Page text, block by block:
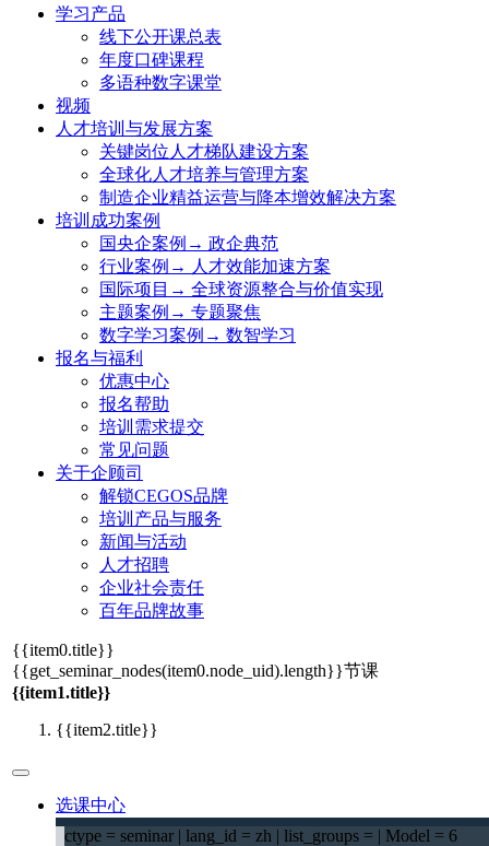
学习产品
线下公开课总表
年度口碑课程
多语种数字课堂
视频
人才培训与发展方案
关键岗位人才梯队建设方案
全球化人才培养与管理方案
制造企业精益运营与降本增效解决方案
培训成功案例
国央企案例→ 政企典范
行业案例→ 人才效能加速方案
国际项目→ 全球资源整合与价值实现
主题案例→ 专题聚焦
数字学习案例→ 数智学习
报名与福利
优惠中心
报名帮助
培训需求提交
常见问题
关于企顾司
解锁CEGOS品牌
培训产品与服务
新闻与活动
人才招聘
企业社会责任
百年品牌故事
{{item0.title}}
{{get_seminar_nodes(item0.node_uid).length}}节课
{{item1.title}}
{{item2.title}}
选课中心
ctype = seminar | lang_id = zh | list_groups = | Model = 6